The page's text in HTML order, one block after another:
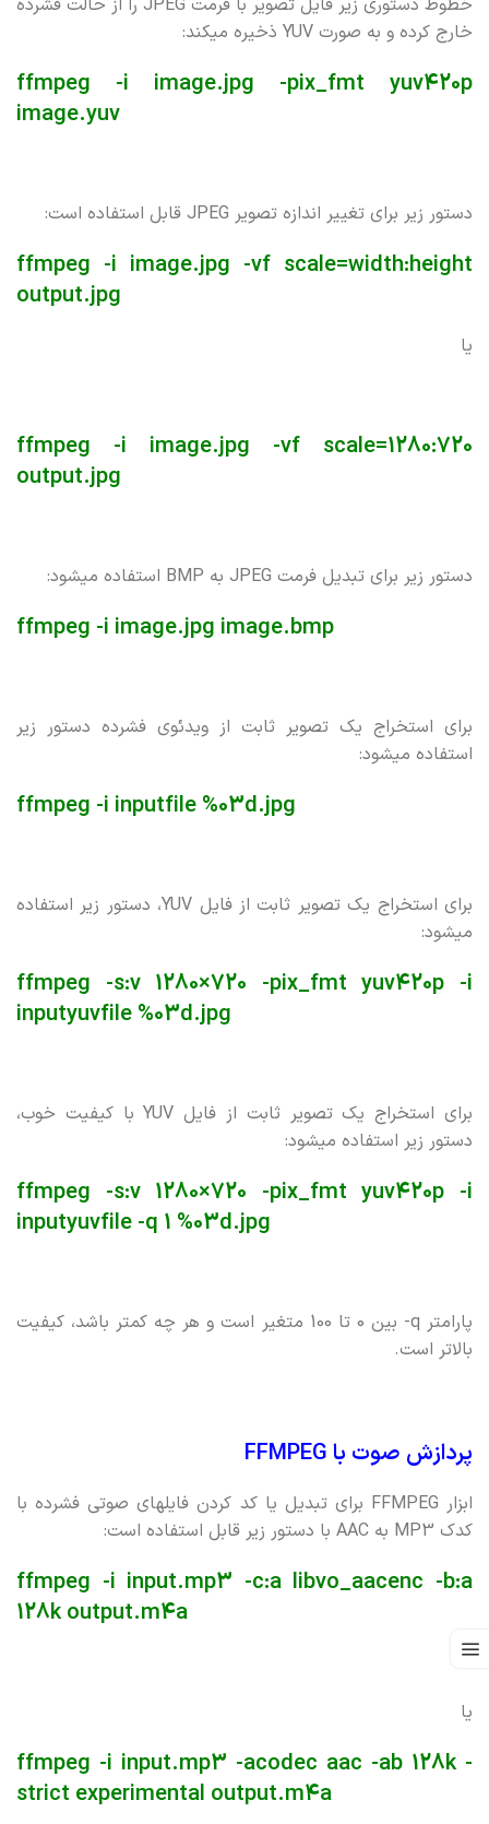
خطوط دستوری زیر فایل تصویر با فرمت JPEG را از حالت فشرده
خارج کرده و به صورت YUV ذخیره میکند:
ffmpeg -i image.jpg -pix_fmt yuv420p
image.yuv
دستور زیر برای تغییر اندازه تصویر JPEG قابل استفاده است:
ffmpeg -i image.jpg -vf scale=width:height
output.jpg
یا
ffmpeg -i image.jpg -vf scale=1280:720
output.jpg
دستور زیر برای تبدیل فرمت JPEG به BMP استفاده میشود:
ffmpeg -i image.jpg image.bmp
برای استخراج یک تصویر ثابت از ویدئوی فشرده دستور زیر
استفاده میشود:
ffmpeg -i inputfile %03d.jpg
برای استخراج یک تصویر ثابت از فایل YUV، دستور زیر استفاده
میشود:
ffmpeg -s:v 1280×720 -pix_fmt yuv420p -i
inputyuvfile %03d.jpg
برای استخراج یک تصویر ثابت از فایل YUV با کیفیت خوب،
دستور زیر استفاده میشود:
ffmpeg -s:v 1280×720 -pix_fmt yuv420p -i
inputyuvfile -q 1 %03d.jpg
پارامتر q- بین 0 تا 100 متغیر است و هر چه کمتر باشد، کیفیت
بالاتر است.
پردازش صوت با FFMPEG
ابزار FFMPEG برای تبدیل یا کد کردن فایلهای صوتی فشرده با
کدک MP3 به AAC با دستور زیر قابل استفاده است:
ffmpeg -i input.mp3 -c:a libvo_aacenc -b:a
128k output.m4a
یا
ffmpeg -i input.mp3 -acodec aac -ab 128k -
strict experimental output.m4a